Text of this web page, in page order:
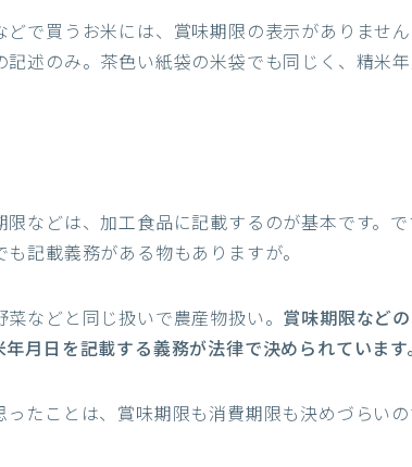
どで買うお米には、賞味期限の表示がありませ
記述のみ。茶色い紙袋の米袋でも同じく、精米
限などは、加工食品に記載するのが基本です。
記載義務がある物もありますが。
などと同じ扱いで農産物扱い。 賞味期限など
月日を記載する義務が法律で決められています
ったことは、賞味期限も消費期限も決めづらいの